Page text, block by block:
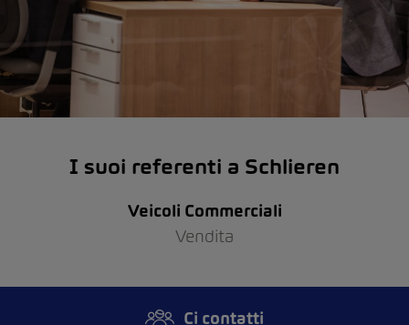
I suoi referenti a Schlieren
Veicoli Commerciali
Vendita
Ci contatti